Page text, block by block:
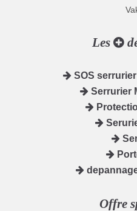
Les
SOS
Serrurier
Offre